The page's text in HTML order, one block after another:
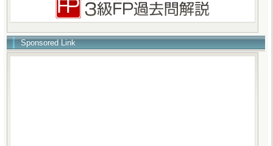
Sponsored Link